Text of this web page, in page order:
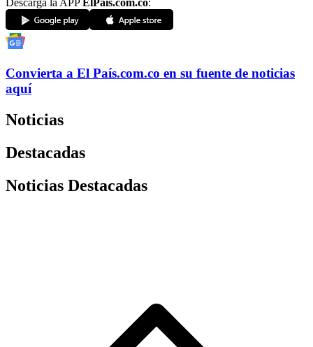
Descarga la APP ElPaís.com.co:
Convierta a El País.com.co en su fuente de noticias
aquí
Noticias
Destacadas
Noticias Destacadas